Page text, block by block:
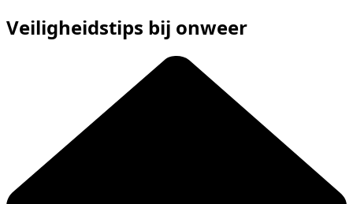
Veiligheidstips bij onweer